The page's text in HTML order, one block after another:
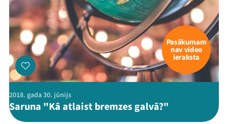
Mana programma
Programma
Pasākumam
nav video
ieraksta
2018. gada 30. jūnijs
Saruna "Kā atlaist bremzes galvā?"